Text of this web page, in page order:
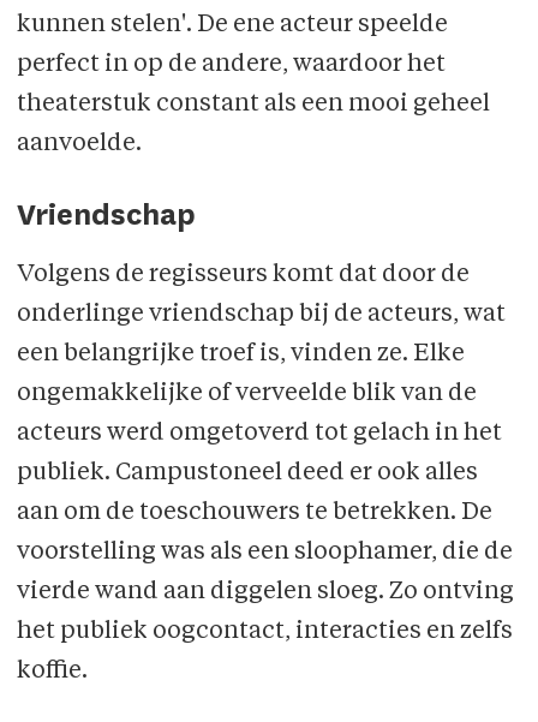
kunnen stelen'. De ene acteur speelde
perfect in op de andere, waardoor het
theaterstuk constant als een mooi geheel
aanvoelde.
Vriendschap
Volgens de regisseurs komt dat door de
onderlinge vriendschap bij de acteurs, wat
een belangrijke troef is, vinden ze. Elke
ongemakkelijke of verveelde blik van de
acteurs werd omgetoverd tot gelach in het
publiek. Campustoneel deed er ook alles
aan om de toeschouwers te betrekken. De
voorstelling was als een sloophamer, die de
vierde wand aan diggelen sloeg. Zo ontving
het publiek oogcontact, interacties en zelfs
koffie.